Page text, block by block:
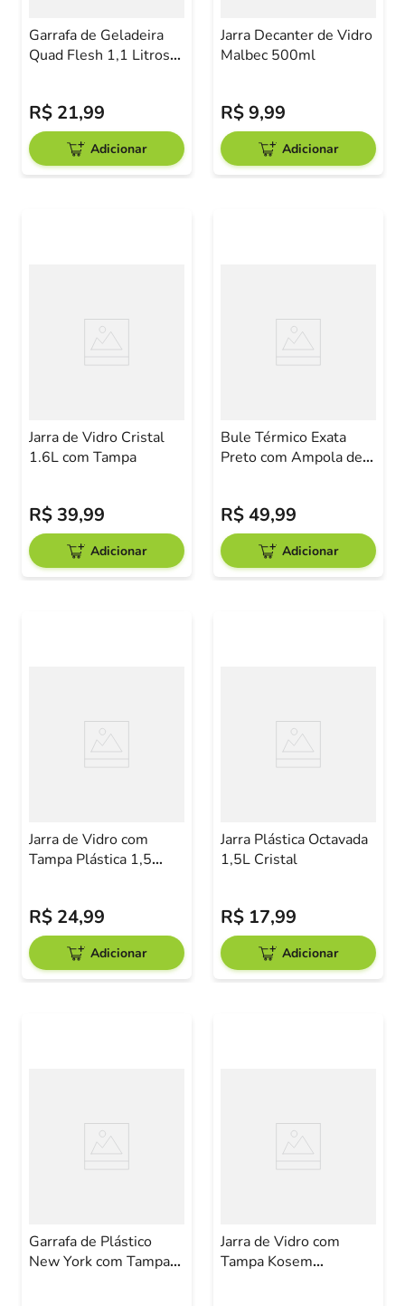
Garrafa de Geladeira
Quad Flesh 1,1 Litros
R$ 21,99
Adicionar
Jarra Decanter de Vidro
Malbec 500ml
R$9,99
Adicionar
Jarra de Vidro Cristal
1.6L com Tampa
R$ 39,99
Adicionar
Bule Térmico Exata
Preto com Ampola de
R$49,99
Adicionar
Jarra de Vidro com
Tampa Plástica 1,5
R$ 24,99
Adicionar
Jarra Plástica Octavada
1,5L Cristal
R$ 17,99
Adicionar
Garrafa de Plástico
New York com Tampa
Jarra de Vidro com
Tampa Kosem